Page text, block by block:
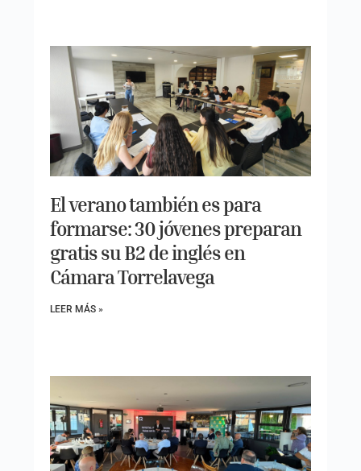
El verano también es para
formarse: 30 jóvenes preparan
gratis su B2 de inglés en
Cámara Torrelavega
LEER MÁS »